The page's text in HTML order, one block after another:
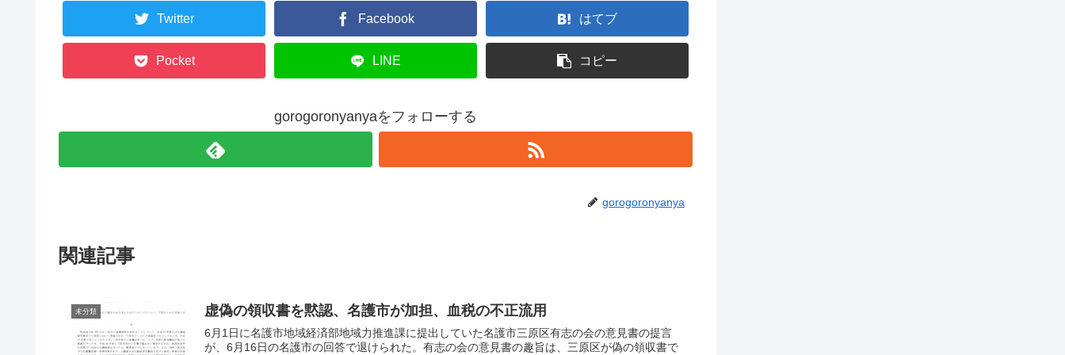
Twitter Facebook はてブ
Pocket LINE コピー
gorogoronyanyaをフォローする
gorogoronyanya
関連記事
未分類 虚偽の領収書を黙認、名護市が加担、血税の不正流用
6月1日に名護市地域経済部地域力推進課に提出していた名護市三原区有志の会の意見書の提言
が、6月16日の名護市の回答で退けられた。有志の会の意見書の趣旨は、三原区が偽の領収書で